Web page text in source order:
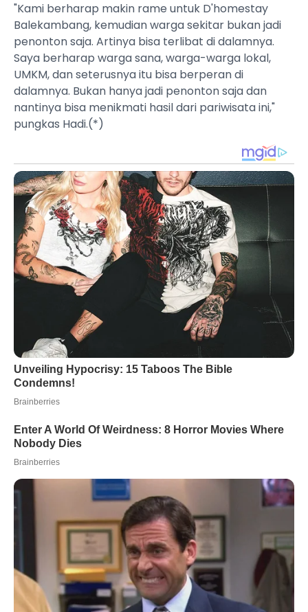
"Kami berharap makin rame untuk D'homestay
Balekambang, kemudian warga sekitar bukan jadi
penonton saja. Artinya bisa terlibat di dalamnya.
Saya berharap warga sana, warga-warga lokal,
UMKM, dan seterusnya itu bisa berperan di
dalamnya. Bukan hanya jadi penonton saja dan
nantinya bisa menikmati hasil dari pariwisata ini,"
pungkas Hadi.(*)